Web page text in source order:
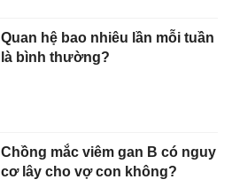
Quan hệ bao nhiêu lần mỗi tuần
là bình thường?
Chồng mắc viêm gan B có nguy
cơ lây cho vợ con không?